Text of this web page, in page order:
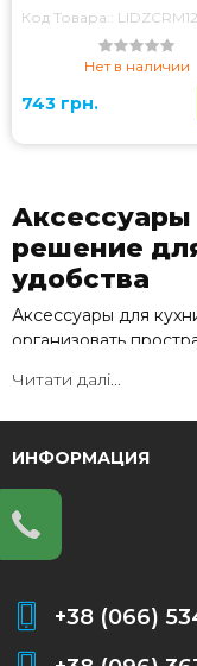
Код Товара::
Нет в наличии
743 грн.
Аксессуары
решение
удобства
Аксессуары для
организовать
поддерживать
Такие решения
кухонь.
Как
Функциональность
Читати далі...
ИНФОРМАЦИЯ
+38 (066)